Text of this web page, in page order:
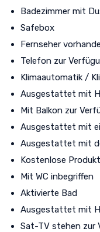
Badezimmer mit
Safebox
Fernseher
Telefon zur
Klimaautomatik /
Ausgestattet mit
Mit Balkon zur
Ausgestattet mit
Ausgestattet mit
Kostenlose
Mit WC inbegriffen
Aktivierte Bad
Ausgestattet mit
Sat-TV stehen zur